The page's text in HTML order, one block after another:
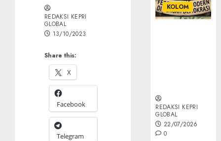
Share this:
X
Facebook
Telegram
REDAKSI KEPRI
GLOBAL
13/10/2023
KOLOM
REDAKSI KEPRI
GLOBAL
22/07/2026
0